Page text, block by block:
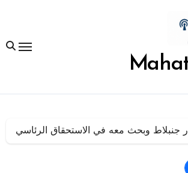
جنبلاط وبحث معه في الاستحقاق الرئاسي